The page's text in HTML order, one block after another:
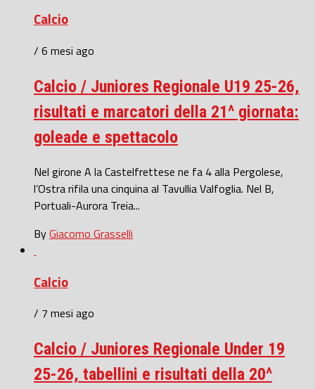
Calcio
/ 6 mesi ago
Calcio / Juniores Regionale U19 25-26,
risultati e marcatori della 21^ giornata:
goleade e spettacolo
Nel girone A la Castelfrettese ne fa 4 alla Pergolese,
l’Ostra rifila una cinquina al Tavullia Valfoglia. Nel B,
Portuali-Aurora Treia...
ByGiacomo Grasselli
Calcio
/ 7 mesi ago
Calcio / Juniores Regionale Under 19
25-26, tabellini e risultati della 20^